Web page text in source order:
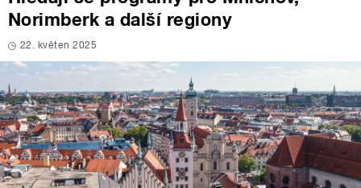
Norimberk a další regiony
22. květen 2025